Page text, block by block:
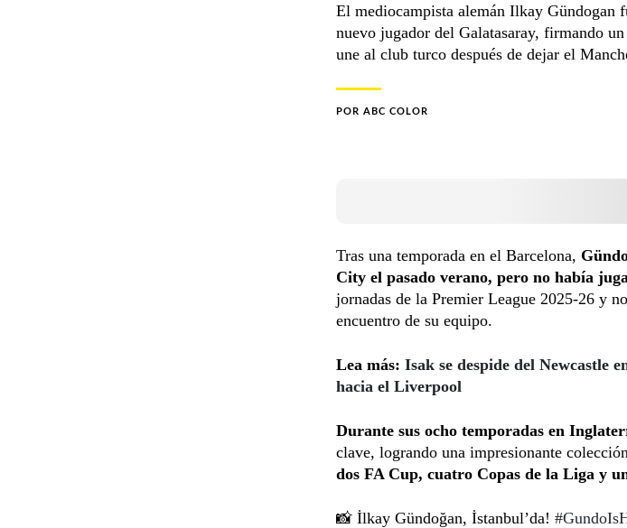
El mediocampista alemán Ilkay Gündogan
nuevo jugador del Galatasaray, firmando
une al club turco después de dejar el
POR ABC COLOR
Tras una temporada en el Barcelona,
City el pasado verano, pero no había
jornadas de la Premier League 2025-26 y
encuentro de su equipo.
Lea más: Isak se despide del Newcastle
hacia el Liverpool
Durante sus ocho temporadas en
clave, logrando una impresionante
dos FA Cup, cuatro Copas de la Liga y
📸 İlkay Gündoğan, İstanbul’da!